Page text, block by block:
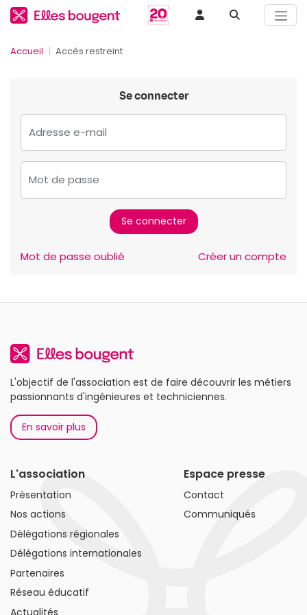
Accueil Accès restreint
Se connecter
Adresse e-mail
Mot de passe
Mot de passe oublié Créer un compte
L'objectif de l'association est de faire découvrir les métiers
passionnants d'ingénieures et techniciennes.
En savoir plus
L'association
Présentation
Nos actions
Délégations régionales
Délégations internationales
Partenaires
Réseau éducatif
Actualités
Espace presse
Contact
Communiqués